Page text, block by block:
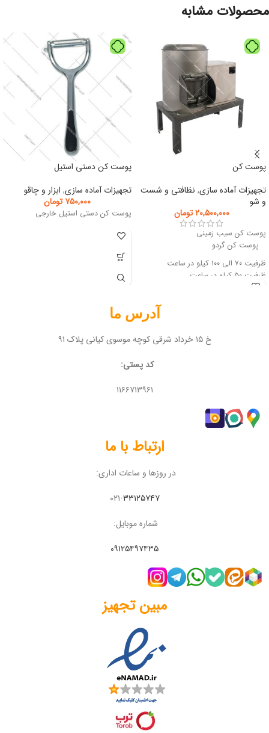
محصولات مشابه
پوست کن
تجهیزات آماده سازی, نظافتی و شست
و شو
۲۰,۵۰۰,۰۰۰تومان
پوست کن سیب زمینی
پوست کن گردو
ظرفیت ۷۰ الی ۱۰۰ کیلو در ساعت
ظرفیت ۵۰ کیلو در ساعت
پوست کن دستی استیل
تجهیزات آماده سازی, ابزار و چاقو
۷۵۰,۰۰۰ تومان
پوست کن دستی استیل خارجی
آدرس ما
خ ۱۵ خرداد شرقی کوچه موسوی کیانی پلاک ۹۱
کد پستی:
۱۱۶۶۷۱۳۹۶۱
ارتباط با ما
در روزها و ساعات اداری:
۰۲۱-۳۳۱۲۵۷۴۷
شماره موبایل:
۰۹۱۲۵۴۹۷۴۳۵
مبین تجهیز